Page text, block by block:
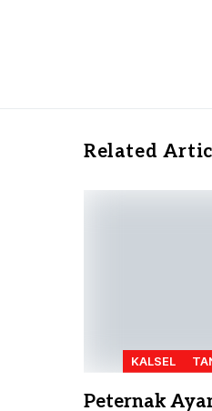
Related
KALSEL
Peternak